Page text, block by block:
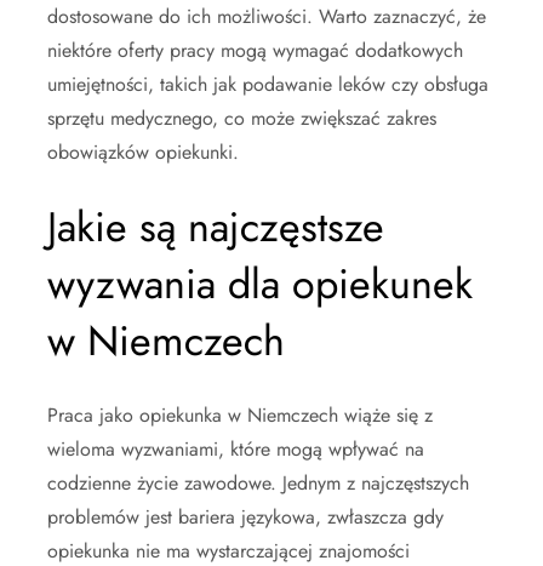
dostosowane do ich możliwości. Warto zaznaczyć, że
niektóre oferty pracy mogą wymagać dodatkowych
umiejętności, takich jak podawanie leków czy obsługa
sprzętu medycznego, co może zwiększać zakres
obowiązków opiekunki.
Jakie są najczęstsze
wyzwania dla opiekunek
w Niemczech
Praca jako opiekunka w Niemczech wiąże się z
wieloma wyzwaniami, które mogą wpływać na
codzienne życie zawodowe. Jednym z najczęstszych
problemów jest bariera językowa, zwłaszcza gdy
opiekunka nie ma wystarczającej znajomości